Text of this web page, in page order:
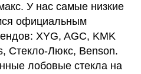
У нас самые низкие
официальным
XYG, AGC, KMK
Стекло-Люкс, Benson.
лобовые стекла на